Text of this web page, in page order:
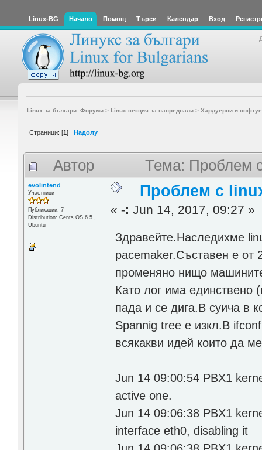
Linux-BG Начало Помощ Търси Календар Вход
Linux за българи: Форуми> Linux секция за напреднали> Хардуерни и
Страници: [1] Надолу
Автор Тема: Проблем
evolintend
Участници
Публикации: 7
Distribution: Cents OS 6.5 ,
Ubuntu
Проблем с
«-: Jun 14, 2017, 09:27 »
Здравейте.Наследихме
pacemaker.Съставен е от
променяно нищо
Като лог има единствено
пада и се дига.В суича в
Spannig tree е изкл.В
всякакви идей които да
Jun 14 09:00:54 PBX1
active one.
Jun 14 09:06:38 PBX1
interface eth0, disabling it